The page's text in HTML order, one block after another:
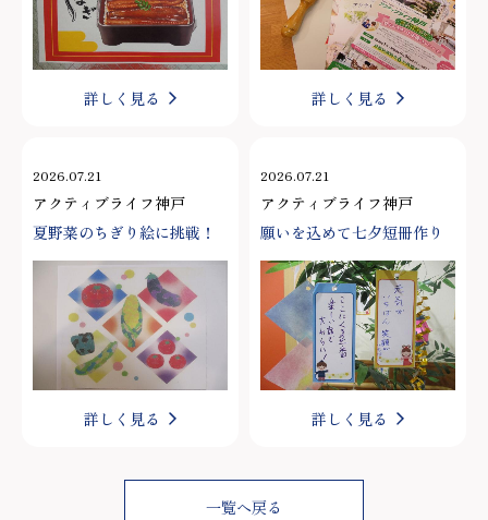
詳しく見る 詳しく見る
2026.07.21
アクティブライフ神戸
夏野菜のちぎり絵に挑戦！
詳しく見る
2026.07.21
アクティブライフ神戸
願いを込めて七夕短冊作り
詳しく見る
一覧へ戻る